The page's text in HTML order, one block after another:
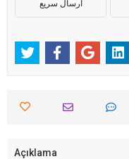
ارسال سريع
Açıklama